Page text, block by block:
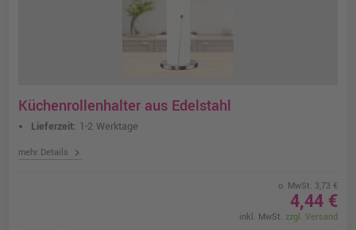
Küchenrollenhalter aus Edelstahl
Lieferzeit: 1-2 Werktage
mehr Details chevron_right
o. MwSt. 3,73 €
4,44 €
inkl. MwSt. zzgl. Versand